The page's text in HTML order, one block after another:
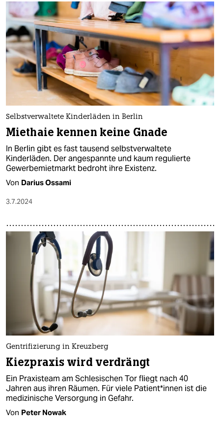
Selbstverwaltete Kinderläden in Berlin
Miethaie kennen keine Gnade
In Berlin gibt es fast tausend selbstverwaltete
Kinderläden. Der angespannte und kaum regulierte
Gewerbemietmarkt bedroht ihre Existenz.
Von Darius Ossami
3.7.2024
Gentrifizierung in Kreuzberg
Kiezpraxis wird verdrängt
Ein Praxisteam am Schlesischen Tor fliegt nach 40
Jahren aus ihren Räumen. Für viele Pa­ti­en­t*in­nen ist die
medizinische Versorgung in Gefahr.
Von Peter Nowak